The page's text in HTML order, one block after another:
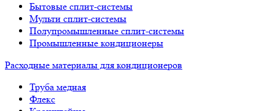
Бытовые сплит-системы
Мульти сплит-системы
Полупромышленные сплит-системы
Промышленные кондиционеры
Расходные материалы для кондиционеров
Труба медная
Флекс